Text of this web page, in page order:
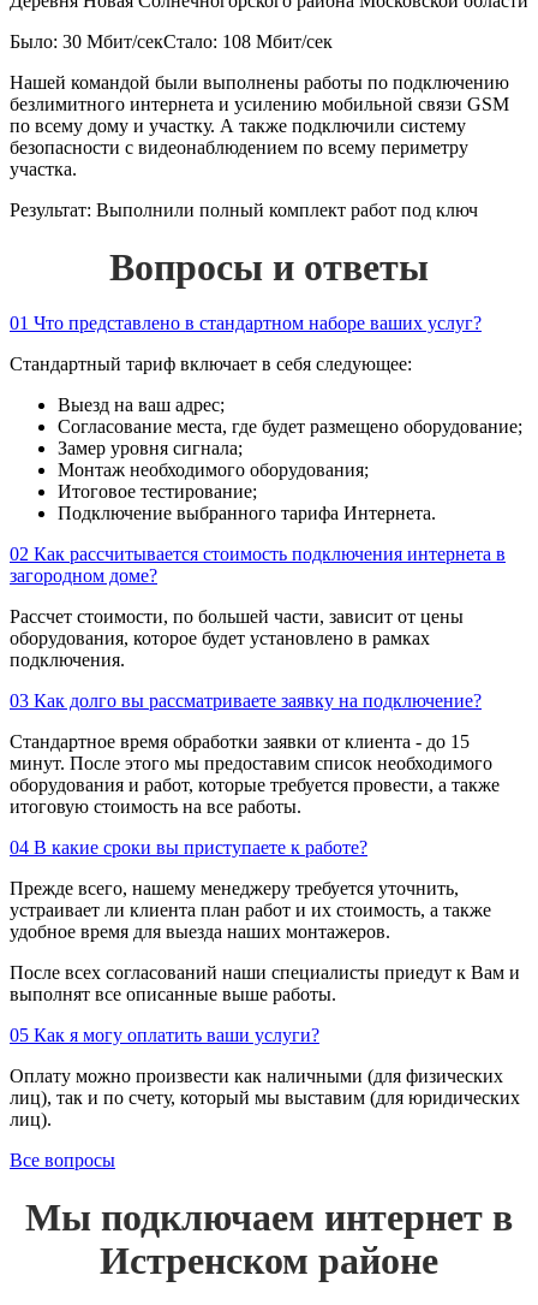
Было: 30 Мбит/секСтало: 108 Мбит/сек
Нашей командой были выполнены работы по подключению
безлимитного интернета и усилению мобильной связи GSM
по всему дому и участку. А также подключили систему
безопасности с видеонаблюдением по всему периметру
участка.
Результат: Выполнили полный комплект работ под ключ
Вопросы и ответы
01 Что представлено в стандартном наборе ваших услуг?
Стандартный тариф включает в себя следующее:
Выезд на ваш адрес;
Согласование места, где будет размещено оборудование;
Замер уровня сигнала;
Монтаж необходимого оборудования;
Итоговое тестирование;
Подключение выбранного тарифа Интернета.
02 Как рассчитывается стоимость подключения интернета в
загородном доме?
Рассчет стоимости, по большей части, зависит от цены
оборудования, которое будет установлено в рамках
подключения.
03 Как долго вы рассматриваете заявку на подключение?
Стандартное время обработки заявки от клиента - до 15
минут. После этого мы предоставим список необходимого
оборудования и работ, которые требуется провести, а также
итоговую стоимость на все работы.
04 В какие сроки вы приступаете к работе?
Прежде всего, нашему менеджеру требуется уточнить,
устраивает ли клиента план работ и их стоимость, а также
удобное время для выезда наших монтажеров.
После всех согласований наши специалисты приедут к Вам и
выполнят все описанные выше работы.
05 Как я могу оплатить ваши услуги?
Оплату можно произвести как наличными (для физических
лиц), так и по счету, который мы выставим (для юридических
лиц).
Все вопросы
Мы подключаем интернет в
Истренском районе